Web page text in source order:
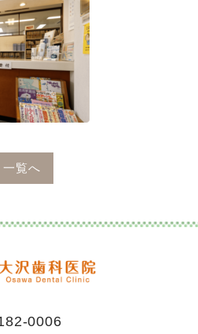
一覧へ
0006